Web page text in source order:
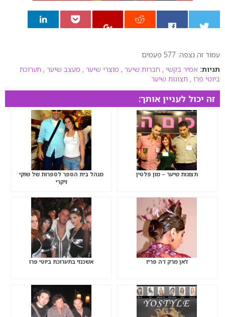
0עמוד זה נצפה: 577 פעמים
תגיות: אמיר בקשי , חברות שיער , מוצרי שיער , מעצב שיער , תערוכת
ביוטי פרו , תצוגות שיער
זה יכול לעניין אותך:
תצוגות שיער – מון פלטין
מנהל בית הספר לספרות של שוקי
זיקרי
ז’אן מרק דה פריז אשכנזי בתערוכת ביוטי פרו